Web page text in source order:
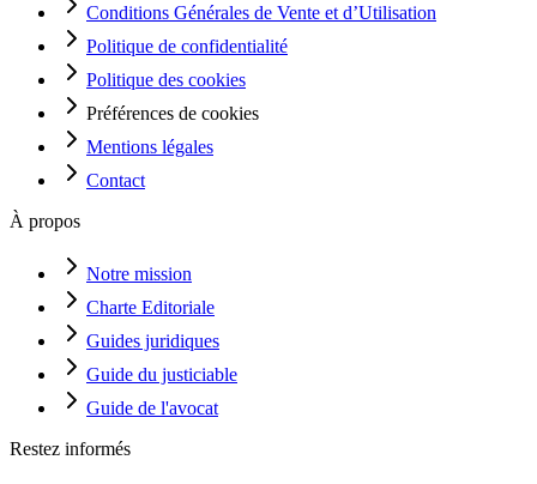
Conditions Générales de Vente et d’Utilisation
Politique de confidentialité
Politique des cookies
Préférences de cookies
Mentions légales
Contact
À propos
Notre mission
Charte Editoriale
Guides juridiques
Guide du justiciable
Guide de l'avocat
Restez informés